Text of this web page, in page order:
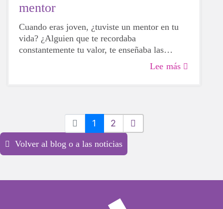
mentor
Cuando eras joven, ¿tuviste un mentor en tu
vida? ¿Alguien que te recordaba
constantemente tu valor, te enseñaba las
Lee más
1 2
Volver al blog o a las noticias